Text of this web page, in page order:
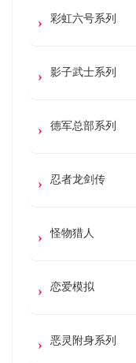
彩虹六号系列
影子武士系列
德军总部系列
忍者龙剑传
怪物猎人
恋爱模拟
恶灵附身系列